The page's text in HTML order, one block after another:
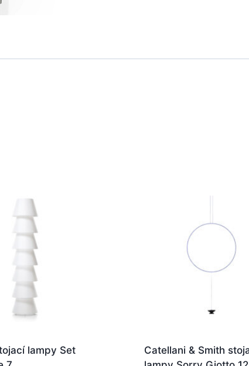
lampy Set
Catellani & Smith